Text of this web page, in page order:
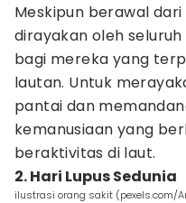
Meskipun berawal dari
dirayakan oleh
bagi mereka yang
lautan. Untuk
pantai dan
kemanusiaan yang
beraktivitas di laut.
2. Hari Lupus Sedunia
ilustrasi orang sakit (pexels.com/